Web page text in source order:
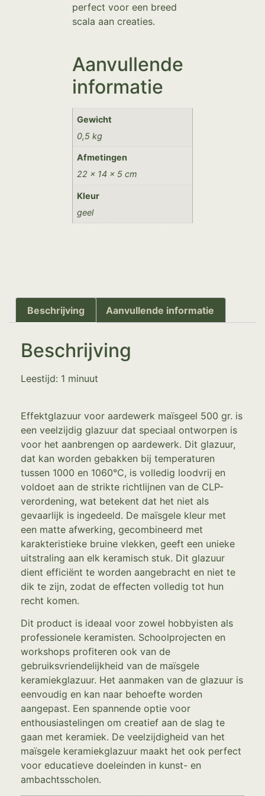
perfect voor een breed
scala aan creaties.
Aanvullende
informatie
Gewicht
0,5 kg
Afmetingen
22 × 14 × 5 cm
Kleur
geel
Beschrijving Aanvullende informatie
Beschrijving
Leestijd: 1 minuut
Effektglazuur voor aardewerk maïsgeel 500 gr. is
een veelzijdig glazuur dat speciaal ontworpen is
voor het aanbrengen op aardewerk. Dit glazuur,
dat kan worden gebakken bij temperaturen
tussen 1000 en 1060°C, is volledig loodvrij en
voldoet aan de strikte richtlijnen van de CLP-
verordening, wat betekent dat het niet als
gevaarlijk is ingedeeld. De maïsgele kleur met
een matte afwerking, gecombineerd met
karakteristieke bruine vlekken, geeft een unieke
uitstraling aan elk keramisch stuk. Dit glazuur
dient efficiënt te worden aangebracht en niet te
dik te zijn, zodat de effecten volledig tot hun
recht komen.
Dit product is ideaal voor zowel hobbyisten als
professionele keramisten. Schoolprojecten en
workshops profiteren ook van de
gebruiksvriendelijkheid van de maïsgele
keramiekglazuur. Het aanmaken van de glazuur is
eenvoudig en kan naar behoefte worden
aangepast. Een spannende optie voor
enthousiastelingen om creatief aan de slag te
gaan met keramiek. De veelzijdigheid van het
maïsgele keramiekglazuur maakt het ook perfect
voor educatieve doeleinden in kunst- en
ambachtsscholen.